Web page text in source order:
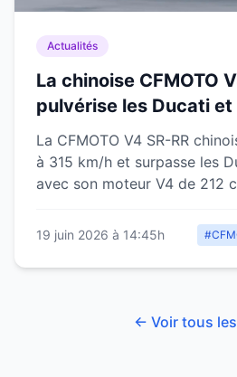
Actualités
La chinoise CFMOTO
pulvérise les Ducati et
record à 315 km/h
La CFMOTO V4 SR-RR
à 315 km/h et surpasse les
avec son moteur V4 de 212
19 juin 2026 à 14:45h
← Voir tous